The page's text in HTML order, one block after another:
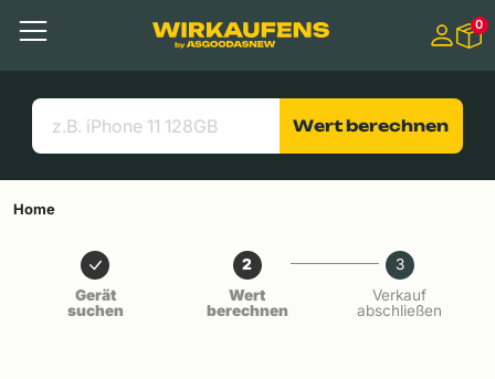
Menü
Suchen
Nützliche Links
0
Wert berechnen
Home
Gerät
suchen
2
Wert
berechnen
3
Verkauf
abschließen